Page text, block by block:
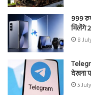
999
मिलेंगे
8
देखना
5